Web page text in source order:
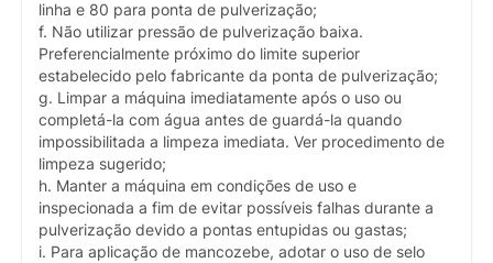
linha e 80 para ponta de pulverização;
f. Não utilizar pressão de pulverização baixa.
Preferencialmente próximo do limite superior
estabelecido pelo fabricante da ponta de pulverização;
g. Limpar a máquina imediatamente após o uso ou
completá-la com água antes de guardá-la quando
impossibilitada a limpeza imediata. Ver procedimento de
limpeza sugerido;
h. Manter a máquina em condições de uso e
inspecionada a fim de evitar possíveis falhas durante a
pulverização devido a pontas entupidas ou gastas;
i. Para aplicação de mancozebe, adotar o uso de selo